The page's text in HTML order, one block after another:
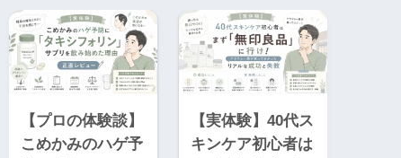
【プロの体験談】
こめかみのハゲ予
【実体験】40代ス
キンケア初心者は